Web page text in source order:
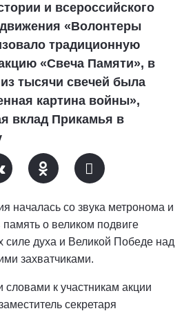
и всероссийского
«Волонтеры
традиционную
«Свеча Памяти», в
тысячи свечей была
картина войны»,
вклад Прикамья в
началась со звука метронома и
о великом подвиге
силе духа и Великой Победе над
захватчиками.
к участникам акции
секретаря